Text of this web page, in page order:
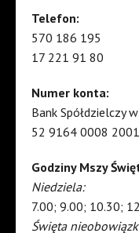
Telefon:
570 186 195
17 221 91 80
Numer konta:
Bank Spółdzielczy
52 9164 0008
Godziny Mszy
Niedziela:
7.00; 9.00; 10.30;
Święta